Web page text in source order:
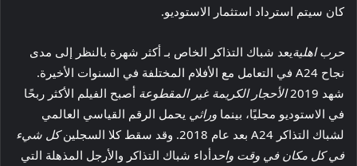
كان سيتم استرداد استثمار الاستوديو.
حرب اهليةيعد شباك التذاكر الخاص بـ أكثر شهرة بالنظر إلى مدى
نجاح A24 في التعامل مع الأفلام المختلفة في السنوات الأخيرة.
شهد 2019
الأحجار الكريمة غير المقطوعة أصبح الفيلم الأكثر ربحًا
في الاستوديو محليًا، بينما وراثي يحمل الرقم القياسي العالمي
لشباك التذاكر A24 بعد عام 2018. وقد سقط كلا السجلين
كل شيء
في كل مكان في وقت واحدأداء شباك التذاكر والأرجل المذهلة التي